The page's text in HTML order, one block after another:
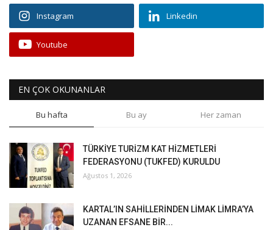
Instagram Linkedin
Youtube
EN ÇOK OKUNANLAR
Bu hafta Bu ay Her zaman
TÜRKİYE TURİZM KAT HİZMETLERİ
FEDERASYONU (TUKFED) KURULDU
Ağustos 1, 2026
KARTAL’IN SAHİLLERİNDEN LİMAK LİMRA’YA
UZANAN EFSANE BİR...